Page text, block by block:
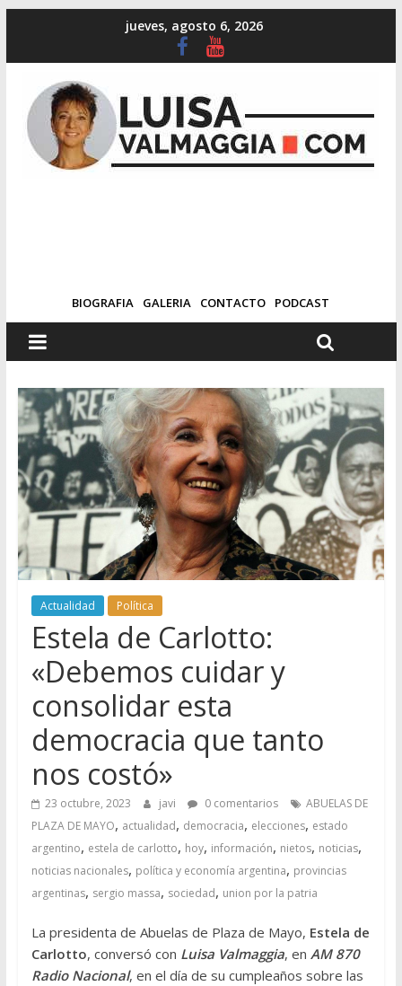
jueves, agosto 6, 2026
BIOGRAFIA GALERIA CONTACTO PODCAST
Actualidad Política
Estela de Carlotto:
«Debemos cuidar y
consolidar esta
democracia que tanto
nos costó»
23 octubre, 2023 javi 0 comentarios
ABUELAS DE
PLAZA DE MAYO, actualidad, democracia, elecciones, estado
argentino, estela de carlotto, hoy, información, nietos, noticias,
noticias nacionales, política y economía argentina, provincias
argentinas, sergio massa, sociedad, union por la patria
La presidenta de Abuelas de Plaza de Mayo, Estela de
Carlotto, conversó con Luisa Valmaggia, en AM 870
Radio Nacional, en el día de su cumpleaños sobre las